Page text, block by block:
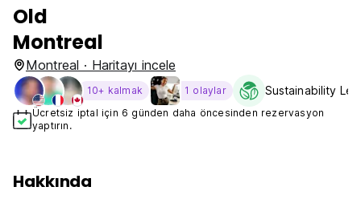
Old
Montreal
Montreal · Haritayı incele
10+ kalmak 1 olaylar Sustainability
Ücretsiz iptal için 6 günden daha öncesinden rezervasyon
yaptırın.
Hakkında